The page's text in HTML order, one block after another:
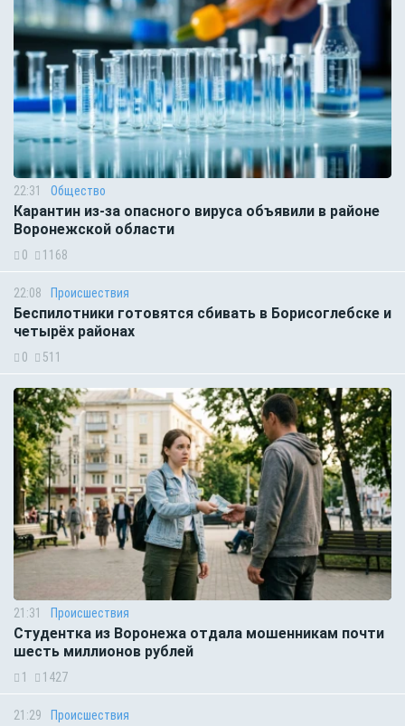
22:31 Общество
Карантин из-за опасного вируса объявили в районе
Воронежской области
0 1168
22:08 Происшествия
Беспилотники готовятся сбивать в Борисоглебске и
четырёх районах
0 511
21:31 Происшествия
Студентка из Воронежа отдала мошенникам почти
шесть миллионов рублей
1 1427
21:29 Происшествия